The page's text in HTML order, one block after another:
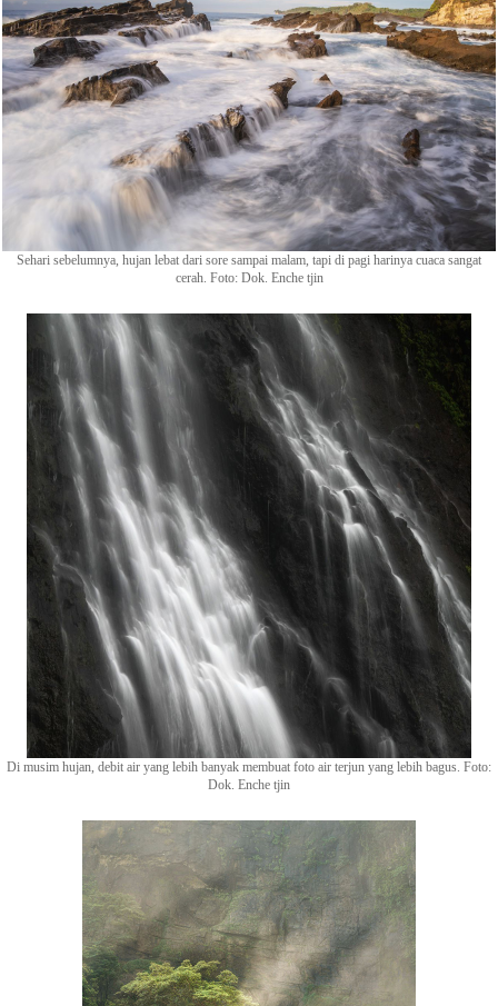
Sehari sebelumnya, hujan lebat dari sore sampai malam, tapi di pagi harinya cuaca sangat
cerah. Foto: Dok. Enche tjin
Di musim hujan, debit air yang lebih banyak membuat foto air terjun yang lebih bagus. Foto:
Dok. Enche tjin